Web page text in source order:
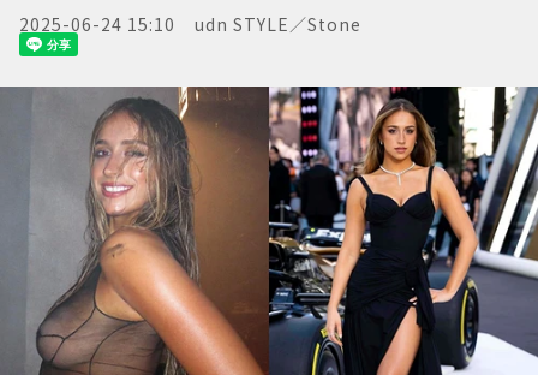
2025-06-24 15:10 udn STYLE／Stone